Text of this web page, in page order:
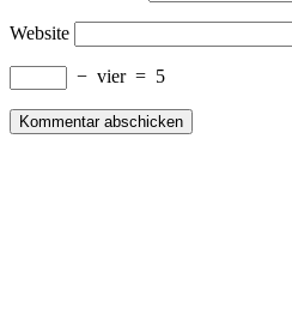
Website
− vier = 5